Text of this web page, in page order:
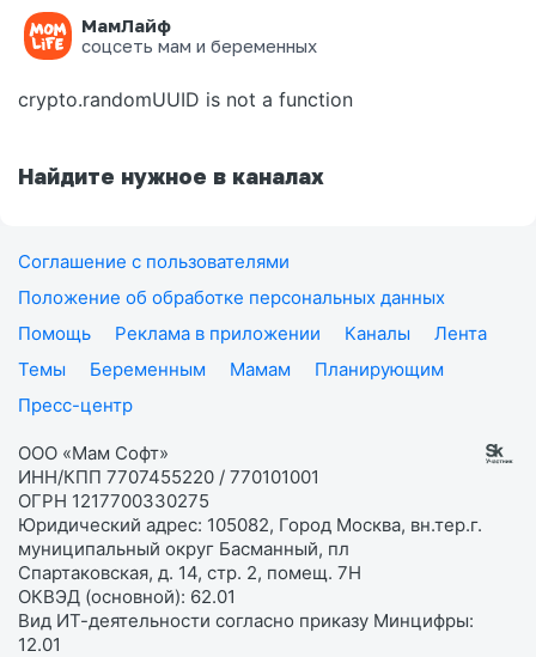
МамЛайф
соцсеть мам и беременных
Ошибка на странице
crypto.randomUUID is not a function
Найдите нужное в каналах
Соглашение с пользователями
Положение об обработке персональных данных
Помощь
Реклама в приложении Каналы
Лента
Темы
Беременным Мамам
Планирующим
Пресс-центр
ООО «Мам Софт»
ИНН/КПП 7707455220 / 770101001
ОГРН 1217700330275
Юридический адрес: 105082, Город Москва, вн.тер.г.
муниципальный округ Басманный, пл
Спартаковская, д. 14, стр. 2, помещ. 7Н
ОКВЭД (основной): 62.01
Вид ИТ-деятельности согласно приказу Минцифры:
12.01